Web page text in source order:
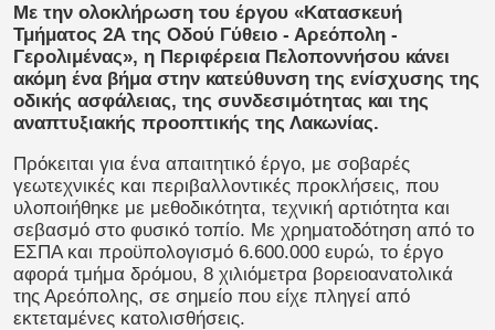
Με την ολοκλήρωση του έργου «Κατασκευή
Τμήματος 2Α της Οδού Γύθειο - Αρεόπολη -
Γερολιμένας», η Περιφέρεια Πελοποννήσου κάνει
ακόμη ένα βήμα στην κατεύθυνση της ενίσχυσης της
οδικής ασφάλειας, της συνδεσιμότητας και της
αναπτυξιακής προοπτικής της Λακωνίας.
Πρόκειται για ένα απαιτητικό έργο, με σοβαρές
γεωτεχνικές και περιβαλλοντικές προκλήσεις, που
υλοποιήθηκε με μεθοδικότητα, τεχνική αρτιότητα και
σεβασμό στο φυσικό τοπίο. Με χρηματοδότηση από το
ΕΣΠΑ και προϋπολογισμό 6.600.000 ευρώ, το έργο
αφορά τμήμα δρόμου, 8 χιλιόμετρα βορειοανατολικά
της Αρεόπολης, σε σημείο που είχε πληγεί από
εκτεταμένες κατολισθήσεις.